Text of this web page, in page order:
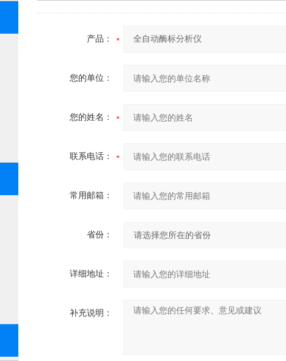
产品：
您的单位：
您的姓名：
联系电话：
常用邮箱：
省份：
详细地址：
补充说明：